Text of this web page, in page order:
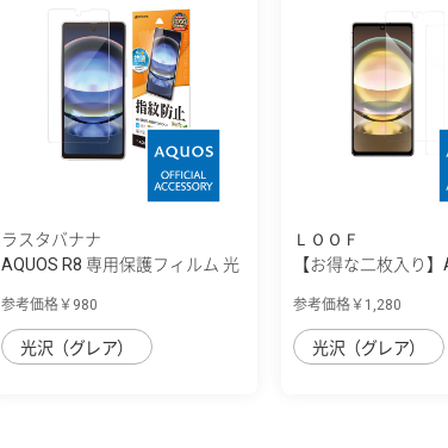
ラスタバナナ
AQUOS R8 専用保護フィルム 光
参考価格￥980
光沢（グレア）
ＬＯＯＦ
【お得な二枚入り】
参考価格￥1,280
光沢（グレア）